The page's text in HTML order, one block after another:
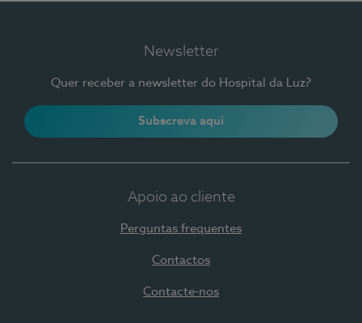
Newsletter
Quer receber a newsletter do Hospital da Luz?
Subscreva aqui
Apoio ao cliente
Perguntas frequentes
Contactos
Contacte-nos